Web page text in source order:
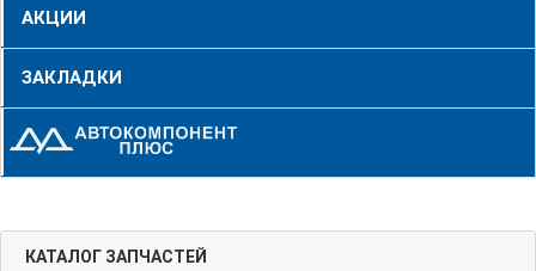
АКЦИИ
ЗАКЛАДКИ
КАТАЛОГ ЗАПЧАСТЕЙ